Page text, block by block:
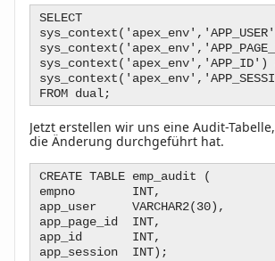
SELECT
sys_context('apex_env','APP_ID')
FROM dual;
Jetzt erstellen wir uns eine Audit-
die Änderung durchgeführt hat.
CREATE TABLE emp_audit (
empno INT,
app_user VARCHAR2(30),
app_page_id INT,
app_id INT,
app_session INT);